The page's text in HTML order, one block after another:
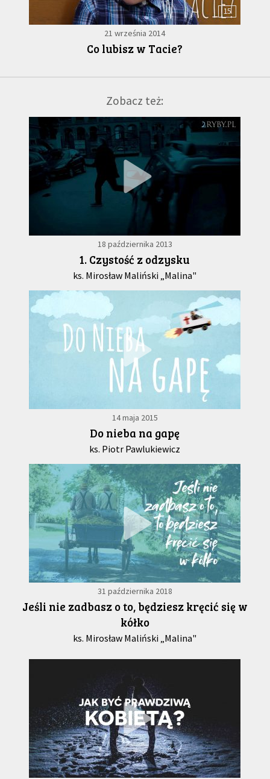
15
21 września 2014
Co lubisz w Tacie?
Zobacz też:
18 października 2013
1. Czystość z odzysku
ks. Mirosław Maliński „Malina"
14 maja 2015
Do nieba na gapę
ks. Piotr Pawlukiewicz
31 października 2018
Jeśli nie zadbasz o to, będziesz kręcić się w
kółko
ks. Mirosław Maliński „Malina"